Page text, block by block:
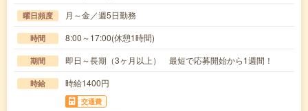
曜日頻度 月～金／週5日勤務
時間 8:00～17:00(休憩1時間)
期間 即日～長期（3ヶ月以上） 最短で応募開始から1週間！
時給 時給1400円
交通費